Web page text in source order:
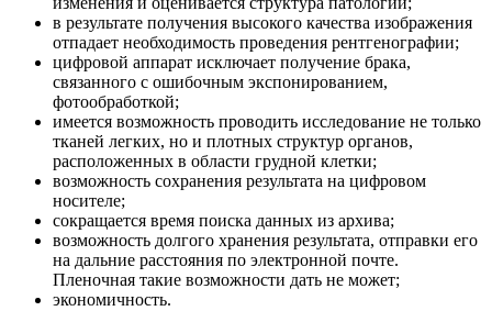
в результате получения высокого качества изображения
отпадает необходимость проведения рентгенографии;
цифровой аппарат исключает получение брака,
связанного с ошибочным экспонированием,
фотообработкой;
имеется возможность проводить исследование не только
тканей легких, но и плотных структур органов,
расположенных в области грудной клетки;
возможность сохранения результата на цифровом
носителе;
сокращается время поиска данных из архива;
возможность долгого хранения результата, отправки его
на дальние расстояния по электронной почте.
Пленочная такие возможности дать не может;
экономичность.